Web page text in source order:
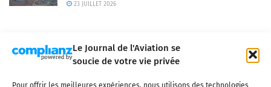
Le Journal de l'Aviation se
soucie de votre vie privée
Pour offrir les meilleures expériences, nous utilisons des technologies
23 JUILLET 2026